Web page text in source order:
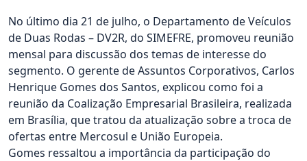
No último dia 21 de julho, o Departamento de Veículos
de Duas Rodas – DV2R, do SIMEFRE, promoveu reunião
mensal para discussão dos temas de interesse do
segmento. O gerente de Assuntos Corporativos, Carlos
Henrique Gomes dos Santos, explicou como foi a
reunião da Coalização Empresarial Brasileira, realizada
em Brasília, que tratou da atualização sobre a troca de
ofertas entre Mercosul e União Europeia.
Gomes ressaltou a importância da participação do